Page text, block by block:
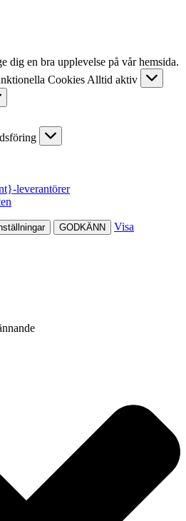
dig en bra upplevelse på vår hemsida.
Cookies Alltid aktiv
leverantörer
GODKÄNN
Visa